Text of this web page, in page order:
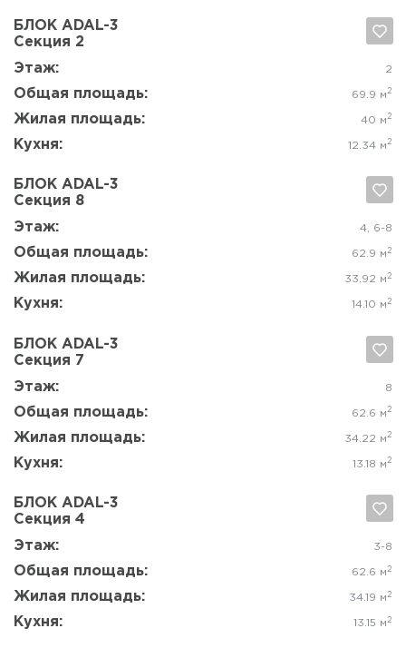
Жилая площадь: 39.01 м
Кухня:
БЛОК ADAL-3
2
Общая площадь: 69.9 м
Жилая площадь: 40 м
Кухня: 12.34 м 2
Секция 8